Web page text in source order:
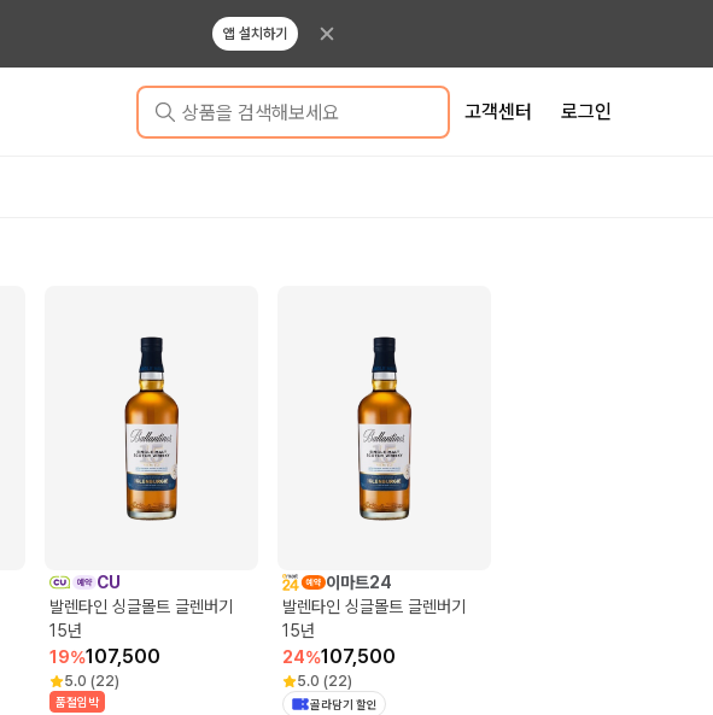
앱 설치하기
상품을 검색해보세요 고객센터 로그인
CU
발렌타인 싱글몰트 글렌버기
15년
19%107,500
5.0 (22)
품절임박
이마트24
발렌타인 싱글몰트 글렌버기
15년
24%107,500
5.0 (22)
골라담기 할인